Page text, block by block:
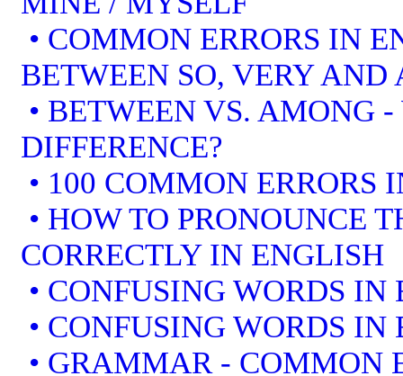
• COMMON ERRORS IN
BETWEEN SO, VERY AND
• BETWEEN VS. AMONG
DIFFERENCE?
• 100 COMMON ERRORS
• HOW TO PRONOUNCE
CORRECTLY IN ENGLISH
• CONFUSING WORDS
• CONFUSING WORDS
• GRAMMAR - COMMON